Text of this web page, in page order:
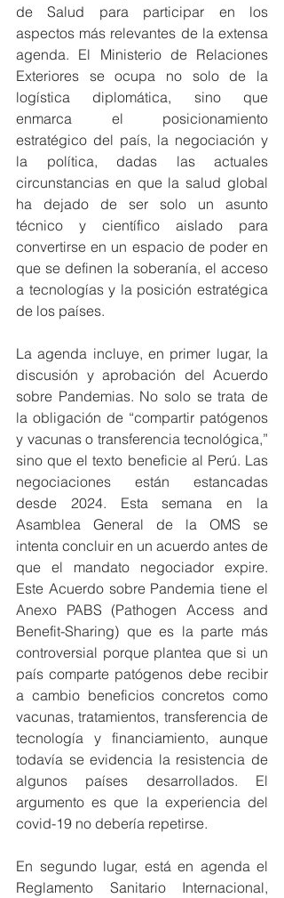
de Salud para participar en los
aspectos más relevantes de la extensa
agenda. El Ministerio de Relaciones
Exteriores se ocupa no solo de la
logística diplomática, sino que
enmarca el posicionamiento
estratégico del país, la negociación y
la política, dadas las actuales
circunstancias en que la salud global
ha dejado de ser solo un asunto
técnico y científico aislado para
convertirse en un espacio de poder en
que se definen la soberanía, el acceso
a tecnologías y la posición estratégica
de los países.
La agenda incluye, en primer lugar, la
discusión y aprobación del Acuerdo
sobre Pandemias. No solo se trata de
la obligación de “compartir patógenos
y vacunas o transferencia tecnológica,”
sino que el texto beneficie al Perú. Las
negociaciones están estancadas
desde 2024. Esta semana en la
Asamblea General de la OMS se
intenta concluir en un acuerdo antes de
que el mandato negociador expire.
Este Acuerdo sobre Pandemia tiene el
Anexo PABS (Pathogen Access and
Benefit-Sharing) que es la parte más
controversial porque plantea que si un
país comparte patógenos debe recibir
a cambio beneficios concretos como
vacunas, tratamientos, transferencia de
tecnología y financiamiento, aunque
todavía se evidencia la resistencia de
algunos países desarrollados. El
argumento es que la experiencia del
covid-19 no debería repetirse.
En segundo lugar, está en agenda el
Reglamento Sanitario Internacional,